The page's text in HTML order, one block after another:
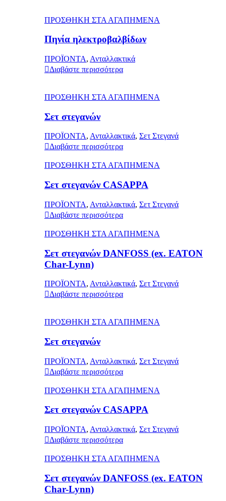
ΠΡΟΣΘΗΚΗ ΣΤΑ ΑΓΑΠΗΜΕΝΑ
Πηνία ηλεκτροβαλβίδων
ΠΡΟΪΟΝΤΑ, Ανταλλακτικά
Διαβάστε περισσότερα
ΠΡΟΣΘΗΚΗ ΣΤΑ ΑΓΑΠΗΜΕΝΑ
Σετ στεγανών
ΠΡΟΪΟΝΤΑ, Ανταλλακτικά, Σετ Στεγανά
Διαβάστε περισσότερα
ΠΡΟΣΘΗΚΗ ΣΤΑ ΑΓΑΠΗΜΕΝΑ
Σετ στεγανών CASAPPA
ΠΡΟΪΟΝΤΑ, Ανταλλακτικά, Σετ Στεγανά
Διαβάστε περισσότερα
ΠΡΟΣΘΗΚΗ ΣΤΑ ΑΓΑΠΗΜΕΝΑ
Σετ στεγανών DANFOSS (ex. EATON
Char-Lynn)
ΠΡΟΪΟΝΤΑ, Ανταλλακτικά, Σετ Στεγανά
Διαβάστε περισσότερα
ΠΡΟΣΘΗΚΗ ΣΤΑ ΑΓΑΠΗΜΕΝΑ
Σετ στεγανών
ΠΡΟΪΟΝΤΑ, Ανταλλακτικά, Σετ Στεγανά
Διαβάστε περισσότερα
ΠΡΟΣΘΗΚΗ ΣΤΑ ΑΓΑΠΗΜΕΝΑ
Σετ στεγανών CASAPPA
ΠΡΟΪΟΝΤΑ, Ανταλλακτικά, Σετ Στεγανά
Διαβάστε περισσότερα
ΠΡΟΣΘΗΚΗ ΣΤΑ ΑΓΑΠΗΜΕΝΑ
Σετ στεγανών DANFOSS (ex. EATON
Char-Lynn)